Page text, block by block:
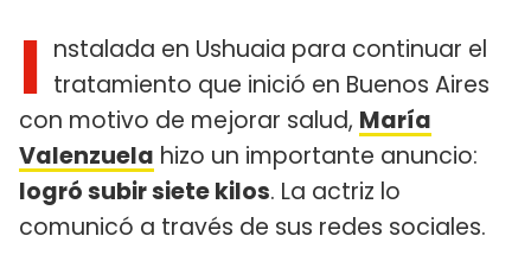
I nstalada en Ushuaia para continuar el
tratamiento que inició en Buenos Aires
con motivo de mejorar salud, María
Valenzuela hizo un importante anuncio:
logró subir siete kilos. La actriz lo
comunicó a través de sus redes sociales.